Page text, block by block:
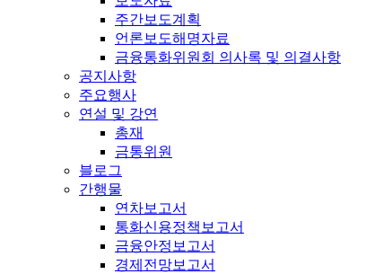
주간보도계획
언론보도해명자료
금융통화위원회 의사록 및 의결사항
공지사항
주요행사
연설 및 강연
총재
금통위원
블로그
간행물
연차보고서
통화신용정책보고서
금융안정보고서
경제전망보고서